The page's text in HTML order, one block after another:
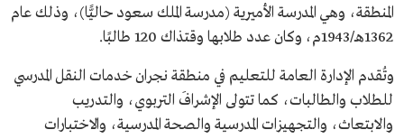
المنطقة، وهي المدرسة الأميرية (مدرسة الملك سعود حاليًّا)، وذلك عام
1362هـ/1943م، وكان عدد طلابها وقتذاك 120 طالبًا.
وتُقدم الإدارة العامة للتعليم في منطقة نجران خدمات النقل المدرسي
للطلاب والطالبات، كما تتولى الإشرافَ التربوي، والتدريب
والابتعاث، والتجهيزات المدرسية والصحة المدرسية، والاختبارات